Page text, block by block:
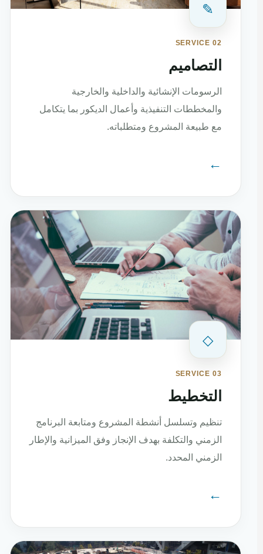
✎
SERVICE 02
التصاميم
الرسومات الإنشائية والداخلية والخارجية
والمخططات التنفيذية وأعمال الديكور بما يتكامل
مع طبيعة المشروع ومتطلباته.
←
◇
SERVICE 03
التخطيط
تنظيم وتسلسل أنشطة المشروع ومتابعة البرنامج
الزمني والتكلفة بهدف الإنجاز وفق الميزانية والإطار
الزمني المحدد.
←